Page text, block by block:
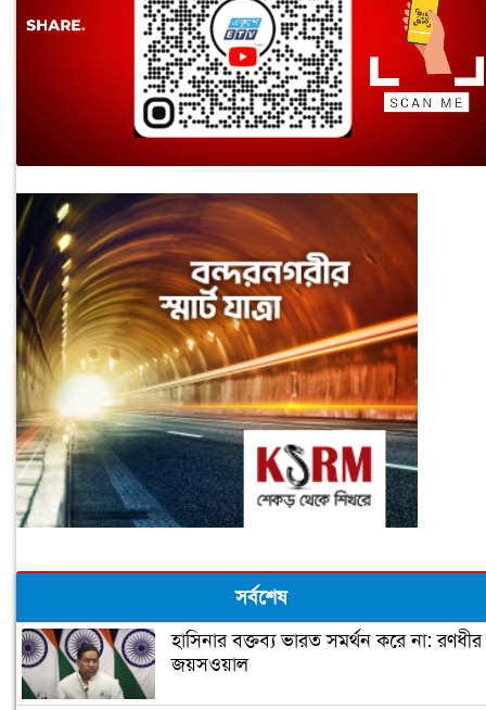
সর্বশেষ
হাসিনার বক্তব্য ভারত সমর্থন করে না: রণধীর
জয়সওয়াল